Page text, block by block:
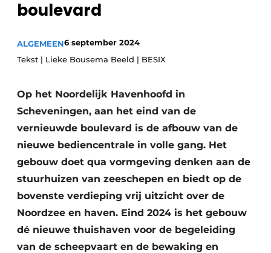
Podcasts
story
metadata
Vacatures
Video’s
Glas
Modulair bouwen
boulevard
ALGEMEEN6 september 2024
Tekst | Lieke Bousema Beeld | BESIX
Op het Noordelijk Havenhoofd in
Scheveningen, aan het eind van de
vernieuwde boulevard is de afbouw van de
nieuwe bediencentrale in volle gang. Het
gebouw doet qua vormgeving denken aan de
stuurhuizen van zeeschepen en biedt op de
bovenste verdieping vrij uitzicht over de
Noordzee en haven. Eind 2024 is het gebouw
dé nieuwe thuishaven voor de begeleiding
van de scheepvaart en de bewaking en